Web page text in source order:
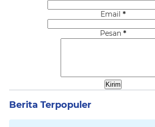
Email *
Pesan *
Berita Terpopuler